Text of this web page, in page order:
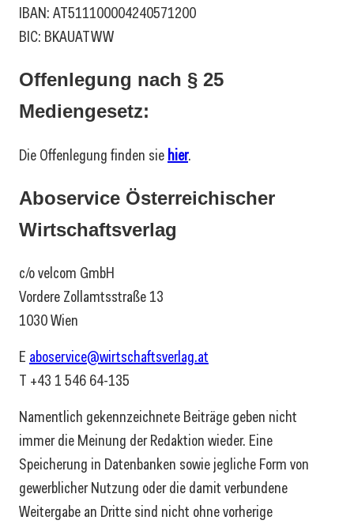
IBAN: AT511100004240571200
BIC: BKAUATWW
Offenlegung nach § 25
Mediengesetz:
Die Offenlegung finden siehier.
Aboservice Österreichischer
Wirtschaftsverlag
c/o velcom GmbH
Vordere Zollamtsstraße 13
1030 Wien
E aboservice@wirtschaftsverlag.at
T +43 1 546 64-135
Namentlich gekennzeichnete Beiträge geben nicht
immer die Meinung der Redaktion wieder. Eine
Speicherung in Datenbanken sowie jegliche Form von
gewerblicher Nutzung oder die damit verbundene
Weitergabe an Dritte sind nicht ohne vorherige